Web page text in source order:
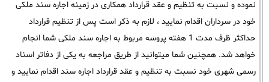
نموده و نسبت به تنظیم و عقد قرارداد همکاری در زمینه اجاره سند ملکی
خود در سرداران اقدام نمایید ، لازم به ذکر است پس از تنظیم قرارداد
حداکثر ظرف مدت 1 هفته پروسه مربوط به اجاره سند ملکی شما انجام
خواهد شد. همچنین شما میتوانید از طریق مراجعه به یکی از دفاتر اسناد
رسمی شهری خود نسبت به تنظیم و عقد قرارداد اجاره سند اقدام نمایید و